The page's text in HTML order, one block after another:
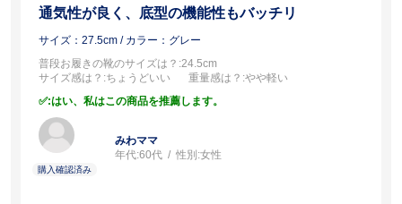
通気性が良く、底型の機能性もバッチリ
サイズ：27.5cm / カラー：グレー
普段お履きの靴のサイズは？ :24.5cm
サイズ感は？ :ちょうどいい 重量感は？ :やや軽い
:はい、私はこの商品を推薦します。
みわママ
年代:60代 性別:女性